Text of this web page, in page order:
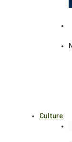
Culture